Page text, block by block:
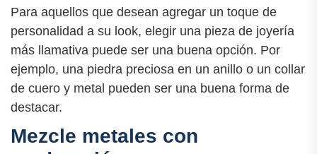
Para aquellos que desean agregar un toque de
personalidad a su look, elegir una pieza de joyería
más llamativa puede ser una buena opción. Por
ejemplo, una piedra preciosa en un anillo o un collar
de cuero y metal pueden ser una buena forma de
destacar.
Mezcle metales con